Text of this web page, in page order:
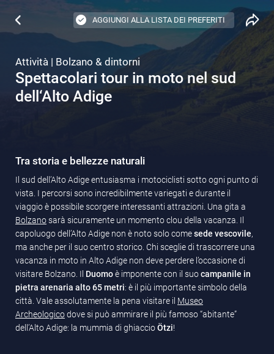
AGGIUNGI ALLA LISTA DEI PREFERITI
Attività | Bolzano & dintorni
Spettacolari tour in moto nel sud
dell‘Alto Adige
Tra storia e bellezze naturali
Il sud dell’Alto Adige entusiasma i motociclisti sotto ogni punto di
vista. I percorsi sono incredibilmente variegati e durante il
viaggio è possibile scorgere interessanti attrazioni. Una gita a
Bolzanosarà sicuramente un momento clou della vacanza. Il
capoluogo dell’Alto Adige non è noto solo comesede vescovile,
ma anche per il suo centro storico. Chi sceglie di trascorrere una
vacanza in moto in Alto Adige non deve perdere l’occasione di
visitare Bolzano. Il Duomoè imponente con il suocampanile in
pietra arenaria alto 65 metri: è il più importante simbolo della
città. Vale assolutamente la pena visitare il Museo
Archeologicodove si può ammirare il più famoso “abitante”
dell’Alto Adige: la mummia di ghiaccioÖtzi!